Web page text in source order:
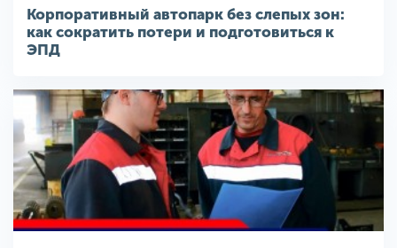
Корпоративный автопарк без слепых зон:
как сократить потери и подготовиться к
ЭПД